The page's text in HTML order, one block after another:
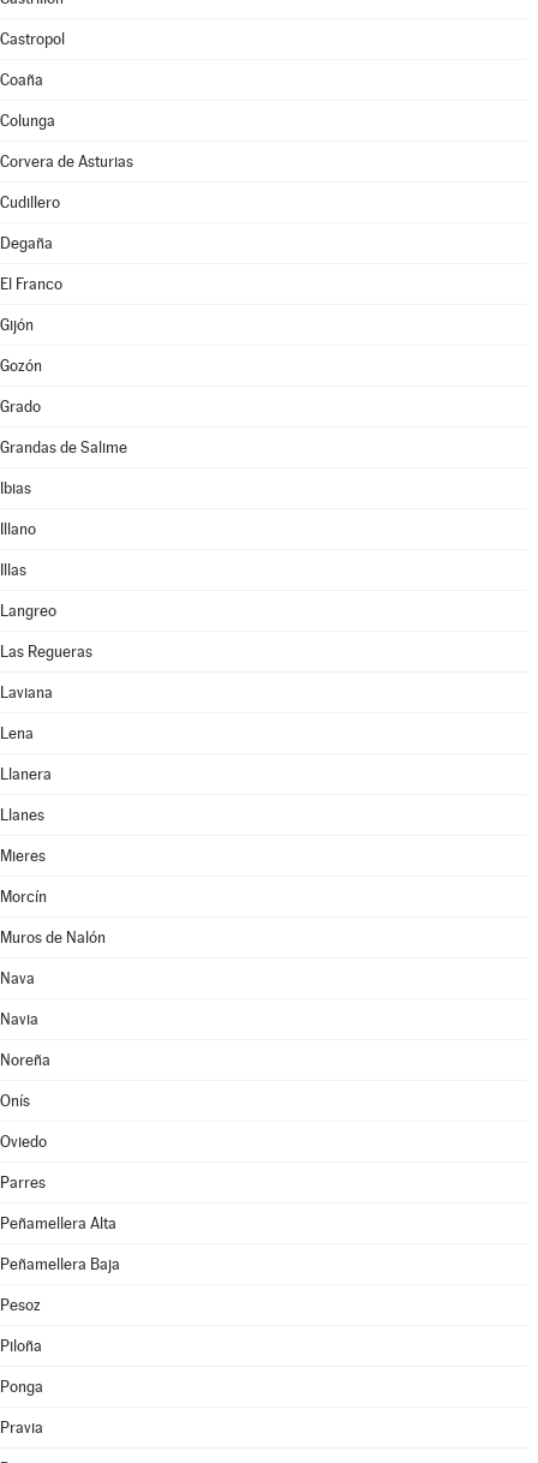
Castropol
Coaña
Colunga
Corvera de Asturias
Cudillero
Degaña
El Franco
Gijón
Gozón
Grado
Grandas de Salime
Ibias
Illano
Illas
Langreo
Las Regueras
Laviana
Lena
Llanera
Llanes
Mieres
Morcín
Muros de Nalón
Nava
Navia
Noreña
Onís
Oviedo
Parres
Peñamellera Alta
Peñamellera Baja
Pesoz
Piloña
Ponga
Pravia